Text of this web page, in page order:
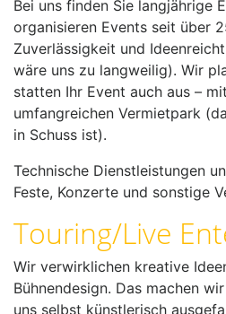
Bei uns finden Sie langjährige
organisieren Events seit über
Zuverlässigkeit und
wäre uns zu langweilig). Wir
statten Ihr Event auch aus –
umfangreichen Vermietpark
in Schuss ist).
Technische Dienstleistungen
Feste, Konzerte und sonstige
Touring/Live
Wir verwirklichen kreative
Bühnendesign. Das machen
uns selbst künstlerisch